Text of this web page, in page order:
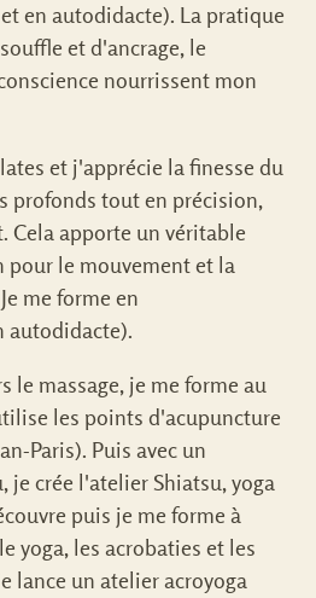
en autodidacte). La pratique
et d'ancrage, le
nourrissent mon
et j'apprécie la finesse du
profonds tout en précision,
Cela apporte un véritable
pour le mouvement et la
me forme en
autodidacte).
le massage, je me forme au
les points d'acupuncture
Paris). Puis avec un
je crée l'atelier Shiatsu, yoga
puis je me forme à
yoga, les acrobaties et les
lance un atelier acroyoga